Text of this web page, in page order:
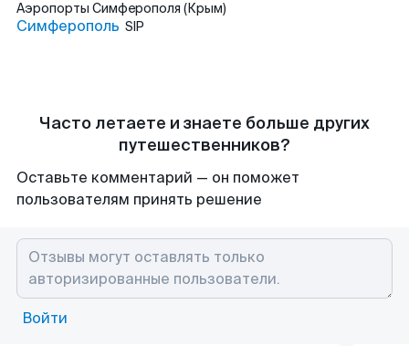
Аэропорты Симферополя (Крым)
Симферополь SIP
Часто летаете и знаете больше других
путешественников?
Оставьте комментарий — он поможет
пользователям принять решение
Войти